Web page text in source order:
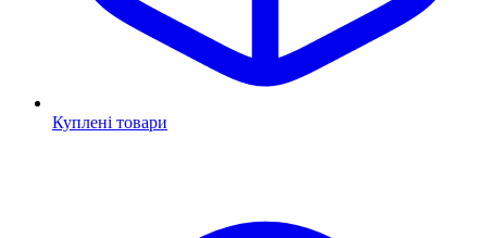
Куплені товари